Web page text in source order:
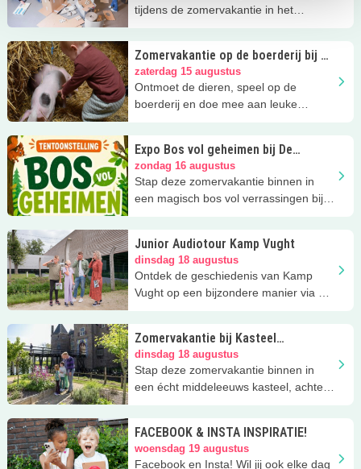
tijdens de zomervakantie in het
Zomervakantie op de boerderij bij Bij
Kato
zaterdag 15 augustus
Ontmoet de dieren, speel op de
boerderij en doe mee aan leuke
Expo Bos vol geheimen bij De
Elzenhoek in Oss
zondag 16 augustus
Stap deze zomervakantie binnen in
een magisch bos vol verrassingen bij
Junior Audiotour Kamp Vught
dinsdag 18 augustus
Ontdek de geschiedenis van Kamp
Vught op een bijzondere manier via de
Zomervakantie bij Kasteel
Ammersoyen
dinsdag 18 augustus
Stap deze zomervakantie binnen in
een écht middeleeuws kasteel, achter
FACEBOOK & INSTA INSPIRATIE!
woensdag 19 augustus
Facebook en Insta! Wil jij ook elke dag